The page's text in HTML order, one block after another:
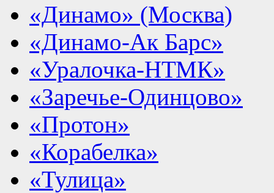
«Динамо» (Москва)
«Динамо-Ак Барс»
«Уралочка-НТМК»
«Заречье-Одинцово»
«Протон»
«Корабелка»
«Тулица»